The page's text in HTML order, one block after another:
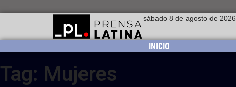
sábado 8 de agosto de 2026
INICIO
Tag: Mujeres